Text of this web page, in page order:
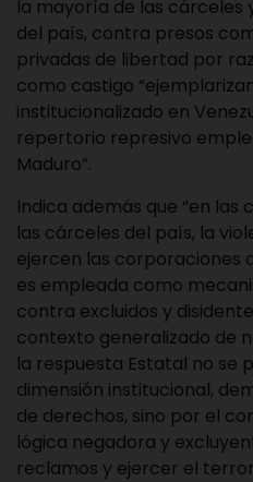
la mayoría de las
del país, contra presos
privadas de libertad por
como castigo
institucionalizado en
repertorio represivo
Maduro”.
Indica además que “en
las cárceles del país, la
ejercen las corporaciones
es empleada como
contra excluidos y
contexto generalizado de
la respuesta Estatal no se
dimensión institucional,
de derechos, sino por el
lógica negadora y
reclamos y ejercer el